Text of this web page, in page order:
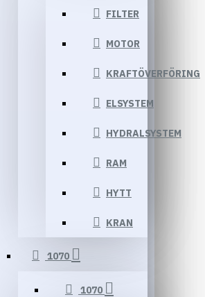
FILTER
MOTOR
KRAFTÖVERFÖRING
ELSYSTEM
HYDRALSYSTEM
RAM
HYTT
KRAN
1070
1070